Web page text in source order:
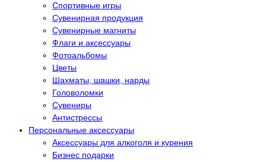
Спортивные игры
Сувенирная продукция
Сувенирные магниты
Флаги и аксессуары
Фотоальбомы
Цветы
Шахматы, шашки, нарды
Головоломки
Сувениры
Антистрессы
Персональные аксессуары
Аксессуары для алкоголя и курения
Бизнес подарки